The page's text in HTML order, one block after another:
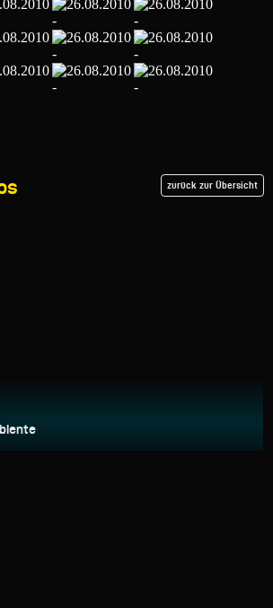
zurück zur Übersicht